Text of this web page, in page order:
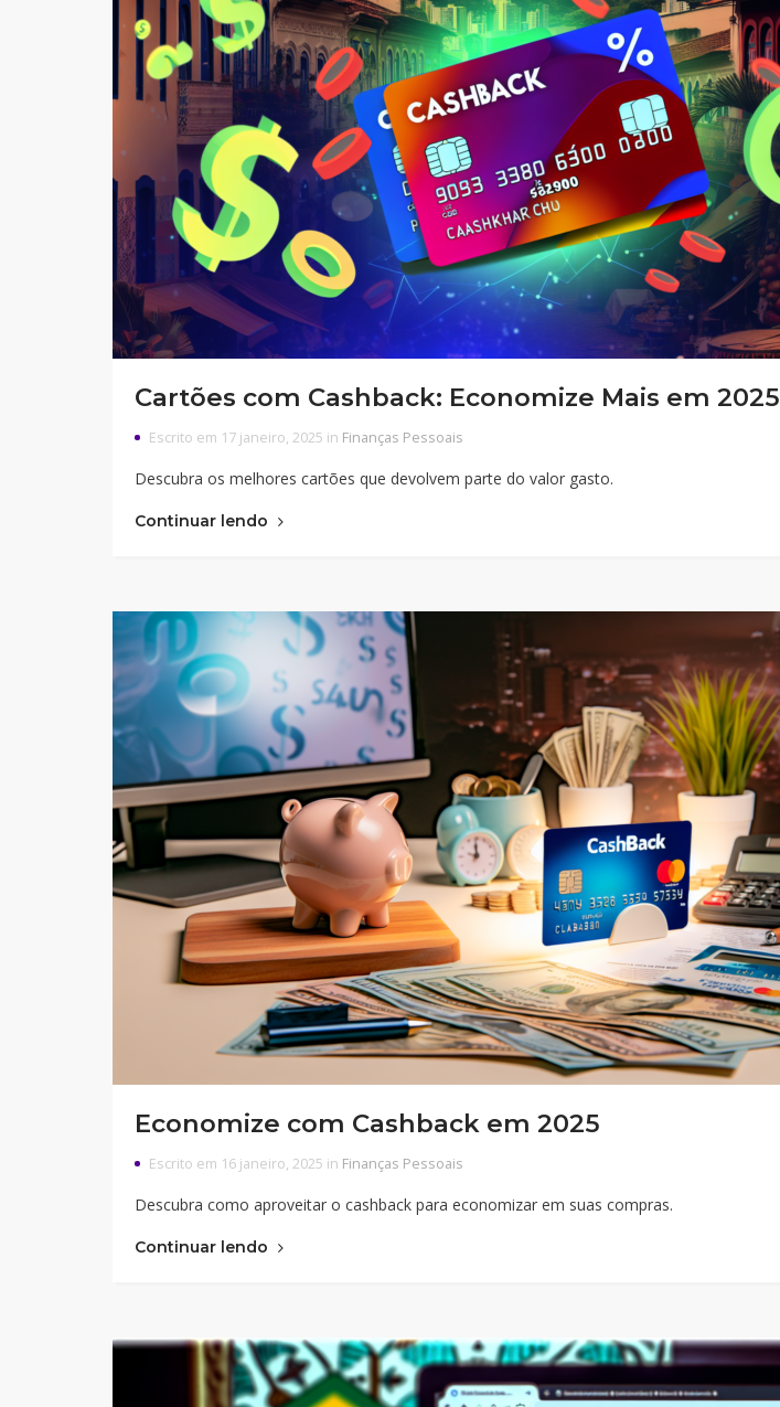
Cartões com Cashback: Economize Mais em 2025
Escrito em 17 janeiro, 2025 in Finanças Pessoais
Descubra os melhores cartões que devolvem parte do valor gasto.
Continuar lendo
Economize com Cashback em 2025
Escrito em 16 janeiro, 2025 in Finanças Pessoais
Descubra como aproveitar o cashback para economizar em suas compras.
Continuar lendo